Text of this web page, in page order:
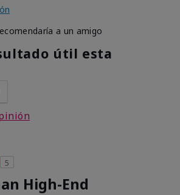
a un amigo
útil esta
5
High-End